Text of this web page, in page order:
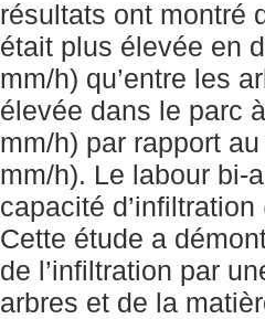
résultats ont montré
était plus élevée en
mm/h) qu’entre les
élevée dans le parc
mm/h) par rapport
mm/h). Le labour bi-
capacité
Cette étude a
de l’infiltration par
arbres et de la